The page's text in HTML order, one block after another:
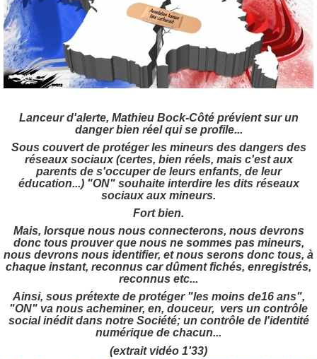
Lanceur d'alerte, Mathieu Bock-Côté prévient sur un
danger bien réel qui se profile...
Sous couvert de protéger les mineurs des dangers des
réseaux sociaux (certes, bien réels, mais c'est aux
parents de s'occuper de leurs enfants, de leur
éducation...) "ON" souhaite interdire les dits réseaux
sociaux aux mineurs.
Fort bien.
Mais, lorsque nous nous connecterons, nous devrons
donc tous prouver que nous ne sommes pas mineurs,
nous devrons nous identifier, et nous serons donc tous, à
chaque instant, reconnus car dûment fichés, enregistrés,
reconnus etc...
Ainsi, sous prétexte de protéger "les moins de16 ans",
"ON" va nous acheminer, en, douceur, vers un contrôle
social inédit dans notre Société; un contrôle de l'identité
numérique de chacun...
(extrait vidéo 1'33)